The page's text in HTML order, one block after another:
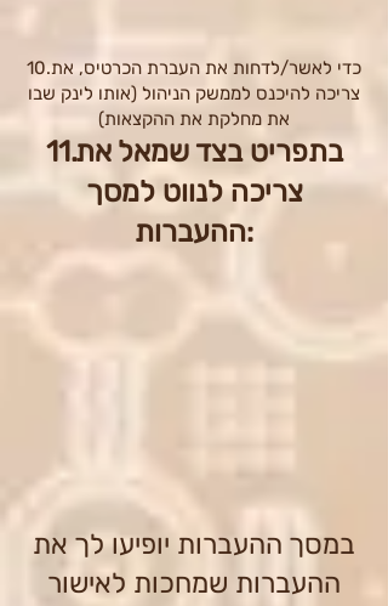
10.כדי לאשר/לדחות את העברת הכרטיס, את
צריכה להיכנס לממשק הניהול (אותו לינק שבו
את מחלקת את ההקצאות)
11.בתפריט בצד שמאל את
צריכה לנווט למסך
ההעברות:
במסך ההעברות יופיעו לך את
ההעברות שמחכות לאישור